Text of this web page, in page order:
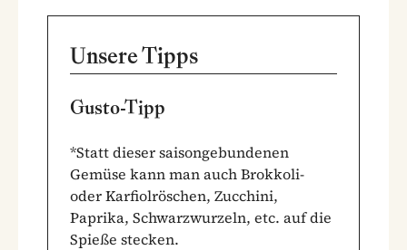
Unsere Tipps
Gusto-Tipp
*Statt dieser saisongebundenen
Gemüse kann man auch Brokkoli-
oder Karfiolröschen, Zucchini,
Paprika, Schwarzwurzeln, etc. auf die
Spieße stecken.